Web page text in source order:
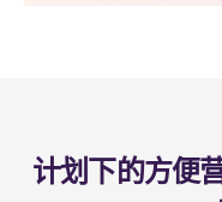
计划下的方便